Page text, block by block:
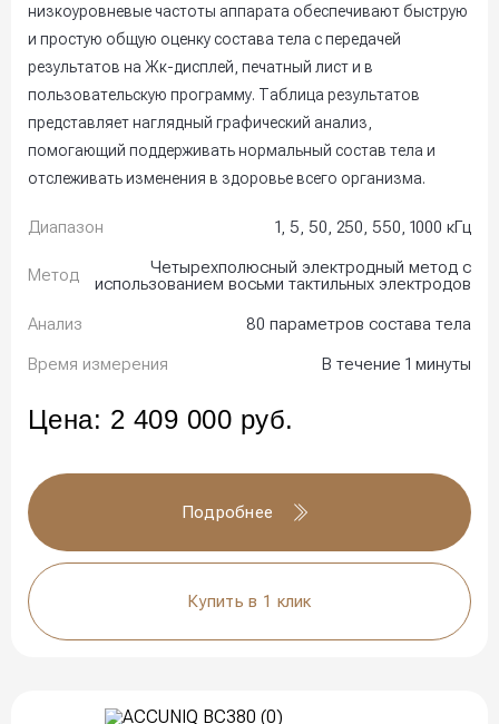
низкоуровневые частоты аппарата обеспечивают быструю
и простую общую оценку состава тела с передачей
результатов на Жк-дисплей, печатный лист и в
пользовательскую программу. Таблица результатов
представляет наглядный графический анализ,
помогающий поддерживать нормальный состав тела и
отслеживать изменения в здоровье всего организма.
Диапазон 1, 5, 50, 250, 550, 1000 кГц
Метод
Четырехполюсный электродный метод с
использованием восьми тактильных электродов
Анализ
80 параметров состава тела
Время измерения
В течение 1 минуты
Цена: 2 409 000 руб.
Подробнее
Купить в 1 клик